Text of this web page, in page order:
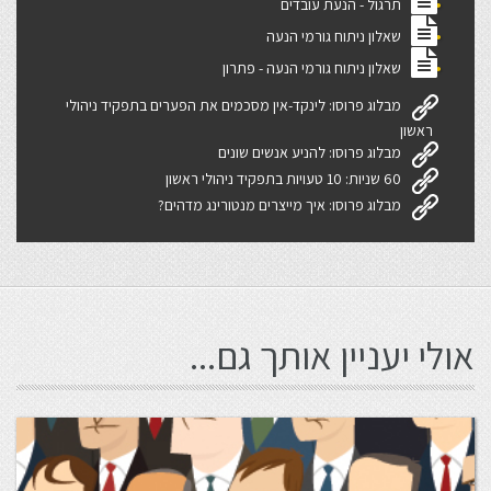
תרגול - הנעת עובדים
שאלון ניתוח גורמי הנעה
שאלון ניתוח גורמי הנעה - פתרון
מבלוג פרוסו: לינקד-אין מסכמים את הפערים בתפקיד ניהולי
ראשון
מבלוג פרוסו: להניע אנשים שונים
60 שניות: 10 טעויות בתפקיד ניהולי ראשון
מבלוג פרוסו: איך מייצרים מנטורינג מדהים?
אולי יעניין אותך גם...